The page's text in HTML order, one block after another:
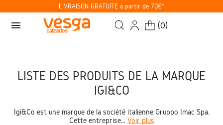
LIVRAISON GRATUITE à partir de 70€*
menu (0)
LISTE DES PRODUITS DE LA MARQUE
IGI&CO
Igi&Co est une marque de la société italienne Gruppo Imac Spa.
Cette entreprise... Voir plus